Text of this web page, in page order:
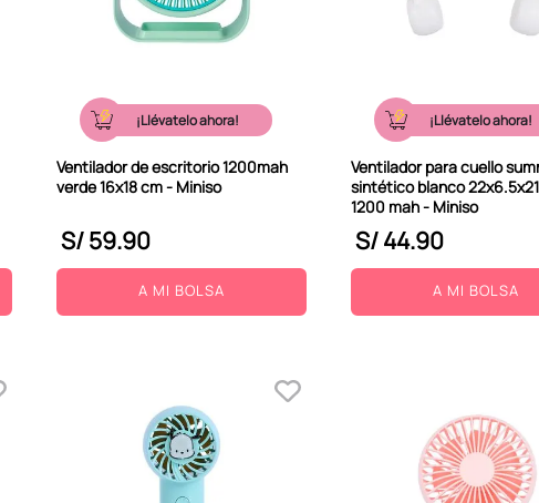
¡Llévatelo ahora!
Ventilador de escritorio 1200mah
verde 16x18 cm - Miniso
S/59.90
A MI BOLSA
¡Llévatelo ahora!
Ventilador para cuello
sintético blanco
1200 mah - Miniso
S/44.90
A MI BOLSA